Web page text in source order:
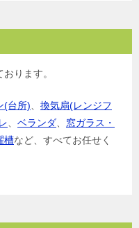
ります。
(台所)、 換気扇(レンジフ
、 ベランダ、 窓ガラス・
槽など、すべてお任せく